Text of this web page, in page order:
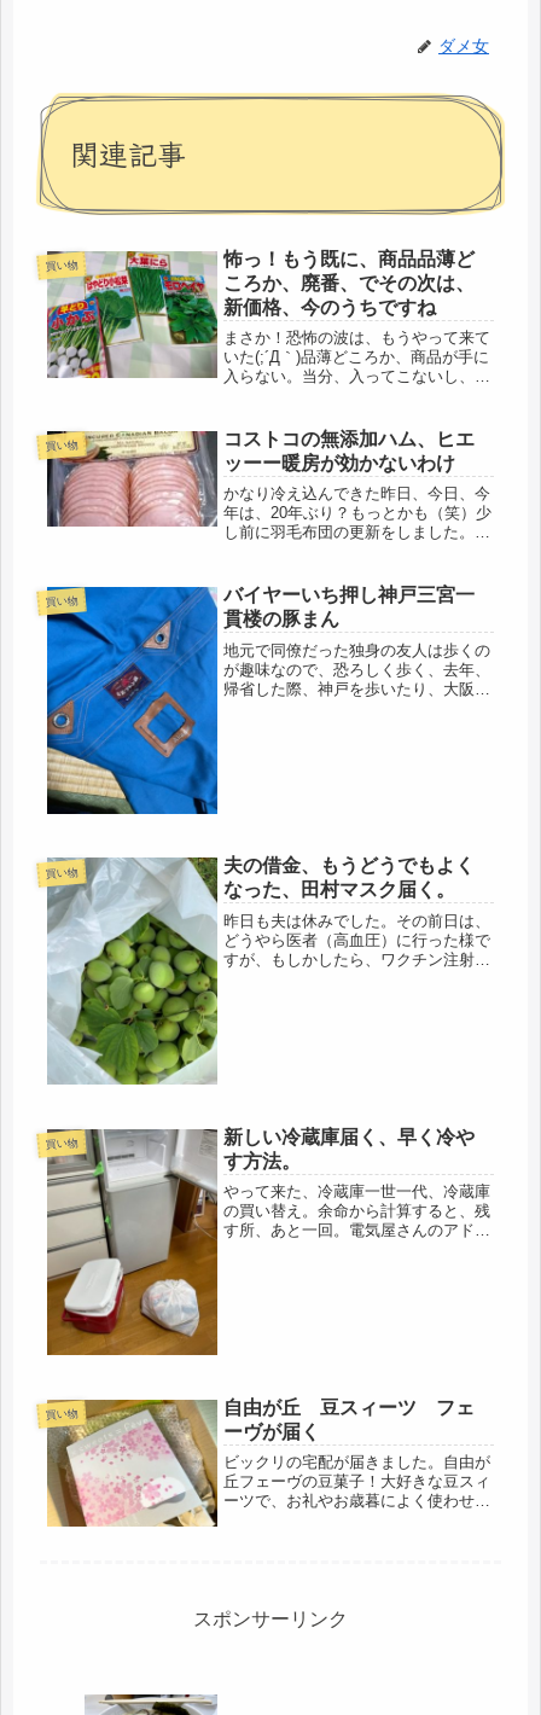
ダメ女
関連記事
買い物
怖っ！もう既に、商品品薄ど
ころか、廃番、でその次は、
新価格、今のうちですね
まさか！恐怖の波は、もうやって来て
いた(;´Д｀)品薄どころか、商品が手に
入らない。当分、入ってこないし、メ
りと、餌を買いに行くと、いつも買っ
てる餌がもう廃番になると教えて...
買い物
コストコの無添加ハム、ヒエ
ッーー暖房が効かないわけ
かなり冷え込んできた昨日、今日、今
年は、20年ぶり？もっとかも（笑）少
し前に羽毛布団の更新をしました。昔
羽毛布団の寿命は、10年～20年、その
時期が来たようです。我慢して使っ...
買い物
バイヤーいち押し神戸三宮一
貫楼の豚まん
地元で同僚だった独身の友人は歩くの
が趣味なので、恐ろしく歩く、去年、
帰省した際、神戸を歩いたり、大阪を
買い物
夫の借金、もうどうでもよく
なった、田村マスク届く。
昨日も夫は休みでした。その前日は、
どうやら医者（高血圧）に行った様で
すが、もしかしたら、ワクチン注射も
買い物
新しい冷蔵庫届く、早く冷や
す方法。
やって来た、冷蔵庫一世一代、冷蔵庫
の買い替え。余命から計算すると、残
す所、あと一回。電気屋さんのアドバ
買い物
自由が丘 豆スィーツ フェ
ーヴが届く
ビックリの宅配が届きました。自由が
丘フェーヴの豆菓子！大好きな豆スィ
ーツで、お礼やお歳暮によく使わせて
スポンサーリンク